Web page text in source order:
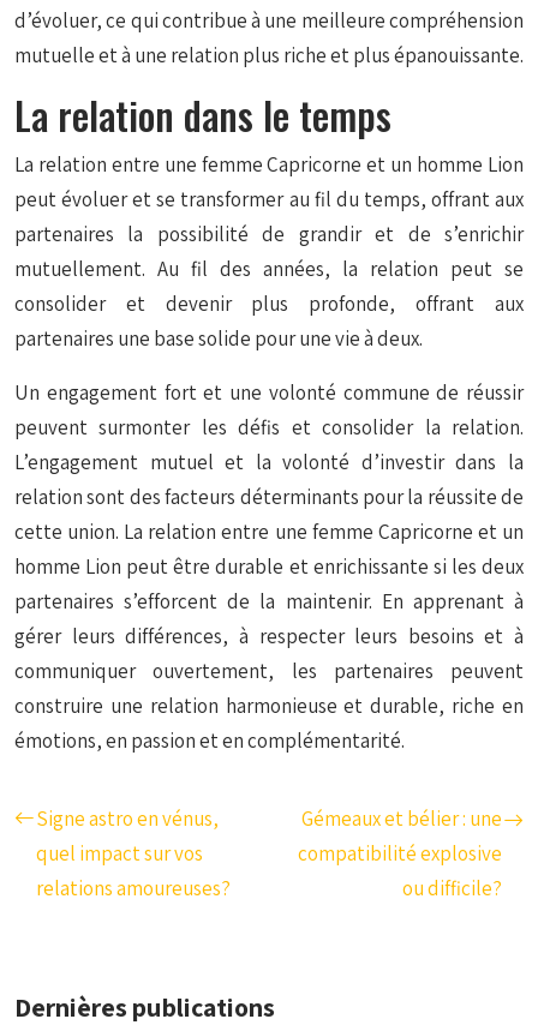
d’évoluer, ce qui contribue à une meilleure compréhension
mutuelle et à une relation plus riche et plus épanouissante.
La relation dans le temps
La relation entre une femme Capricorne et un homme Lion
peut évoluer et se transformer au fil du temps, offrant aux
partenaires la possibilité de grandir et de s’enrichir
mutuellement. Au fil des années, la relation peut se
consolider et devenir plus profonde, offrant aux
partenaires une base solide pour une vie à deux.
Un engagement fort et une volonté commune de réussir
peuvent surmonter les défis et consolider la relation.
L’engagement mutuel et la volonté d’investir dans la
relation sont des facteurs déterminants pour la réussite de
cette union. La relation entre une femme Capricorne et un
homme Lion peut être durable et enrichissante si les deux
partenaires s’efforcent de la maintenir. En apprenant à
gérer leurs différences, à respecter leurs besoins et à
communiquer ouvertement, les partenaires peuvent
construire une relation harmonieuse et durable, riche en
émotions, en passion et en complémentarité.
Signe astro en vénus,
quel impact sur vos
relations amoureuses?
Gémeaux et bélier : une
compatibilité explosive
ou difficile?
Dernières publications